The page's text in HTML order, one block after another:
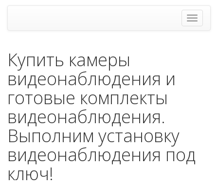
Купить камеры
видеонаблюдения и
готовые комплекты
видеонаблюдения.
Выполним установку
видеонаблюдения под
ключ!